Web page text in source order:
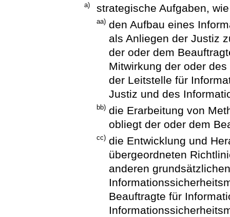
a) strategische Aufgaben, wie
aa) den Aufbau eines
als Anliegen der Justiz
der oder dem
Mitwirkung der oder
der Leitstelle für
Justiz und des
bb) die Erarbeitung von
obliegt der oder dem
cc) die Entwicklung und
übergeordneten
anderen
Beauftragte für